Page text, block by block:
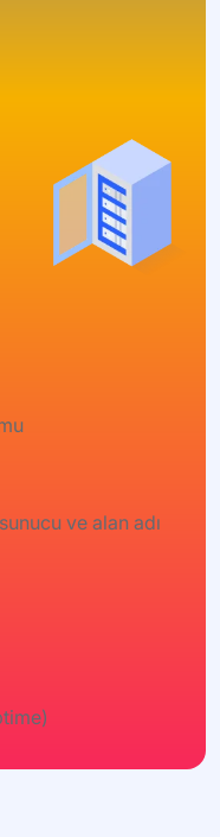
ve alan adı